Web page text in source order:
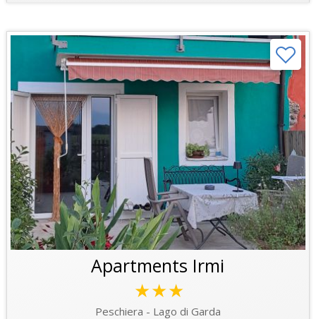
Apartments Irmi
★★★
Peschiera - Lago di Garda